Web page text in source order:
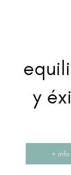
y
+ info